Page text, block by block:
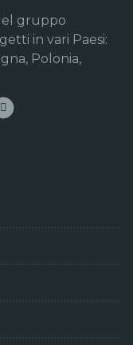
gruppo
in vari Paesi:
Polonia,